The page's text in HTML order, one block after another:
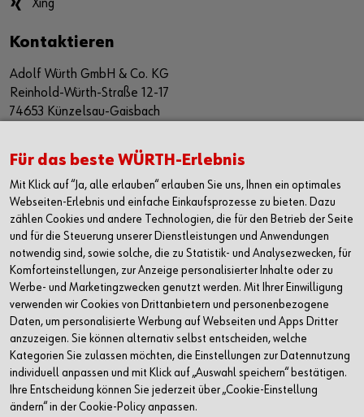
Xing
Kontaktieren
Adolf Würth GmbH & Co. KG
Reinhold-Würth-Straße 12-17
74653 Künzelsau-Gaisbach
Alle Kontaktmöglichkeiten
+49 7940 15-2400
info@wuerth.com
Für das beste WÜRTH-Erlebnis
Mit Klick auf “Ja, alle erlauben“ erlauben Sie uns, Ihnen ein optimales
Webseiten-Erlebnis und einfache Einkaufsprozesse zu bieten. Dazu
zählen Cookies und andere Technologien, die für den Betrieb der Seite
und für die Steuerung unserer Dienstleistungen und Anwendungen
notwendig sind, sowie solche, die zu Statistik- und Analysezwecken, für
Komforteinstellungen, zur Anzeige personalisierter Inhalte oder zu
Werbe- und Marketingzwecken genutzt werden. Mit Ihrer Einwilligung
verwenden wir Cookies von Drittanbietern und personenbezogene
Daten, um personalisierte Werbung auf Webseiten und Apps Dritter
anzuzeigen. Sie können alternativ selbst entscheiden, welche
Kategorien Sie zulassen möchten, die Einstellungen zur Datennutzung
individuell anpassen und mit Klick auf „Auswahl speichern“ bestätigen.
Ihre Entscheidung können Sie jederzeit über „Cookie-Einstellung
ändern“ in der Cookie-Policy anpassen.